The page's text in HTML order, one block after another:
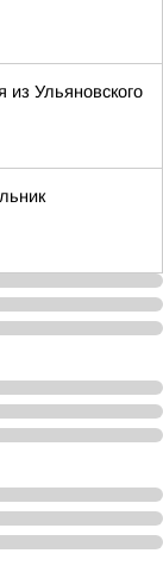
из Ульяновского